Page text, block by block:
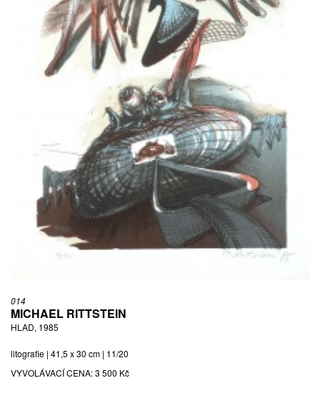
014
MICHAEL RITTSTEIN
HLAD, 1985
litografie | 41,5 x 30 cm | 11/20
VYVOLÁVACÍ CENA:3 500 Kč